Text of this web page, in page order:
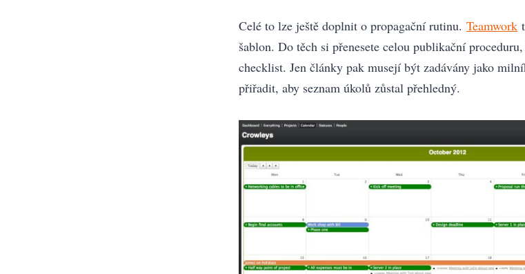
Celé to lze ještě doplnit o propagační rutinu. Teamwork
šablon. Do těch si přenesete celou publikační
checklist. Jen články pak musejí být zadávány jako
přiřadit, aby seznam úkolů zůstal přehledný.